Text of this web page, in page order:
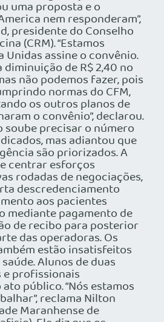
uma proposta e o
nem responderam”,
presidente do Conselho
(CRM). “Estamos
Unidas assine o convênio.
de R$ 2,40 no
não podemos fazer, pois
normas do CFM,
os outros planos de
o convênio”, declarou.
soube precisar o número
mas adiantou que
são priorizados. A
centrar esforços
rodadas de negociações,
descredenciamento
aos pacientes
mediante pagamento de
de recibo para posterior
das operadoras. Os
estão insatisfeitos
Alunos de duas
profissionais
público. “Nós estamos
reclama Nilton
Maranhense de